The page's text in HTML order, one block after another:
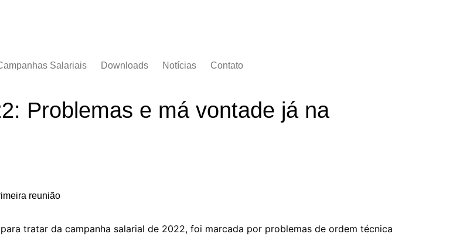
Salariais
Campanha Salarial
Downloads
Acordos Coletivos
Notícias Contato
Problemas e má vontade já na
tratar da campanha salarial de 2022, foi marcada por problemas de ordem técnica